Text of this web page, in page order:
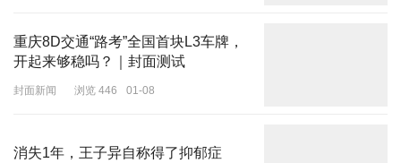
重庆8D交通“路考”全国首块L3车牌，
开起来够稳吗？｜封面测试
封面新闻 浏览 446 01-08
消失1年，王子异自称得了抑郁症